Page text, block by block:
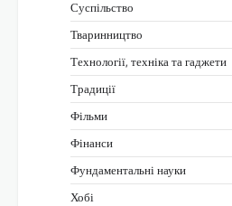
Суспільство
Тваринництво
Технології, техніка та гаджети
Традиції
Фільми
Фінанси
Фундаментальні науки
Хобі